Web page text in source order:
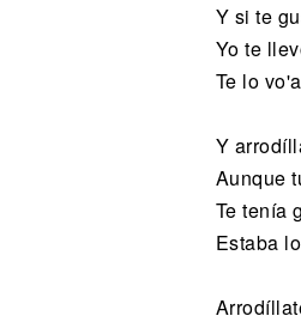
Y si te
Yo te
Te lo
Y
Aunque
Te tenía
Estaba